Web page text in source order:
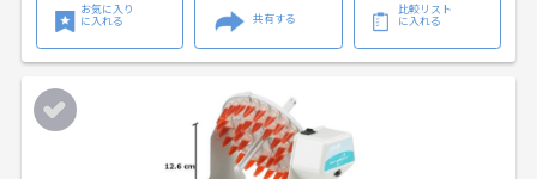
お気に入り
に入れる
共有する
比較リスト
に入れる